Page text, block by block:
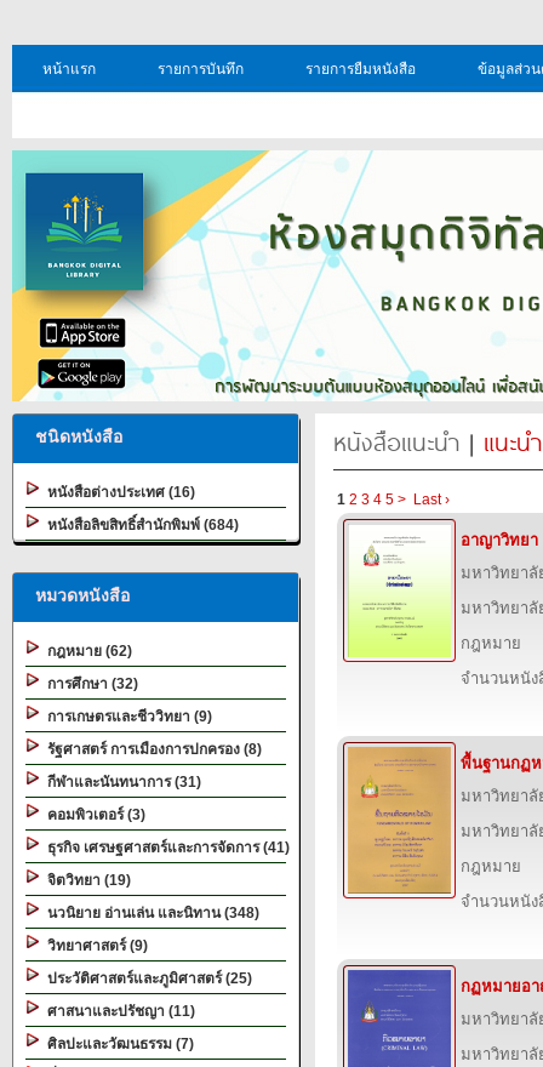
หน้าแรก รายการบันทึก รายการยืมหนังสือ ข้อมูลส่ว
ชนิดหนังสือ
หนังสือต่างประเทศ (16)
หนังสือลิขสิทธิ์สำนักพิมพ์ (684)
หมวดหนังสือ
กฎหมาย (62)
การศึกษา (32)
การเกษตรและชีววิทยา (9)
รัฐศาสตร์ การเมืองการปกครอง (8)
กีฬาและนันทนาการ (31)
คอมพิวเตอร์ (3)
ธุรกิจ เศรษฐศาสตร์และการจัดการ (41)
จิตวิทยา (19)
นวนิยาย อ่านเล่น และนิทาน (348)
วิทยาศาสตร์ (9)
ประวัติศาสตร์และภูมิศาสตร์ (25)
ศาสนาและปรัชญา (11)
ศิลปะและวัฒนธรรม (7)
หนังสือแนะนำ | แนะน
1 2 3 4 5 > Last ›
อาญาวิทย
มหาวิทยาลั
มหาวิทยาลั
กฎหมาย
จำนวนหนัง
พื้นฐานกฏห
มหาวิทยาลั
มหาวิทยาลั
กฎหมาย
จำนวนหนัง
กฏหมายอ
มหาวิทยาลั
มหาวิทยาลั